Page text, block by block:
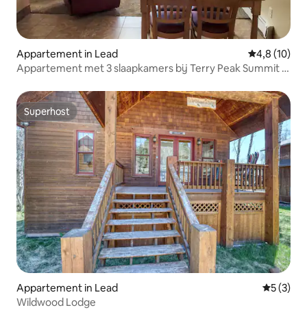
Appartement in Lead
4,8 (10)
Appartement met 3 slaapkamers bij Terry Peak Summit in
Superhost
Superhost
Appartement in Lead
5 (3)
Wildwood Lodge